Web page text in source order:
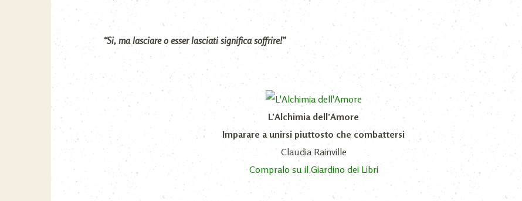
“Si, ma lasciare o esser lasciati significa soffrire!”
L’Alchimia dell’Amore
Imparare a unirsi piuttosto che combattersi
Claudia Rainville
Compralo su il Giardino dei Libri